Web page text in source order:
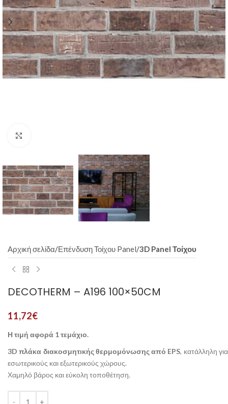
Αρχική σελίδα Επένδυση Τοίχου Panel 3D Panel Τοίχου
DECOTHERM – A196 100×50CM
11,72€
Η τιμή αφορά 1 τεμάχιο.
3D πλάκα διακοσμητικής θερμομόνωσης από EPS, κατάλληλη για
εσωτερικούς και εξωτερικούς χώρους.
Χαμηλό βάρος και εύκολη τοποθέτηση.